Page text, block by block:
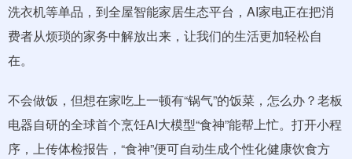
洗衣机等单品，到全屋智能家居生态平台，AI家电正在把消
费者从烦琐的家务中解放出来，让我们的生活更加轻松自
在。
不会做饭，但想在家吃上一顿有“锅气”的饭菜，怎么办？老板
电器自研的全球首个烹饪AI大模型“食神”能帮上忙。打开小程
序，上传体检报告，“食神”便可自动生成个性化健康饮食方